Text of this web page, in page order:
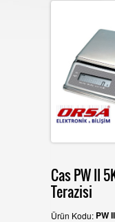
İLETİŞİM
Cas PW II
Terazisi
Ürün Kodu: PW II